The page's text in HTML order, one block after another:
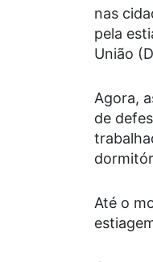
nas
pela
União
Agora,
de
Até o